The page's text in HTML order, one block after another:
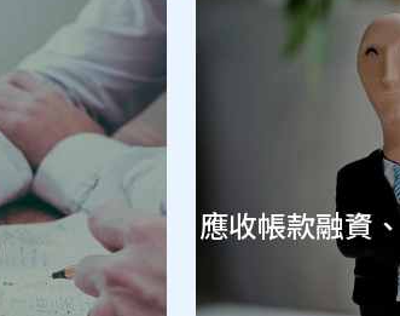
應收帳款融資